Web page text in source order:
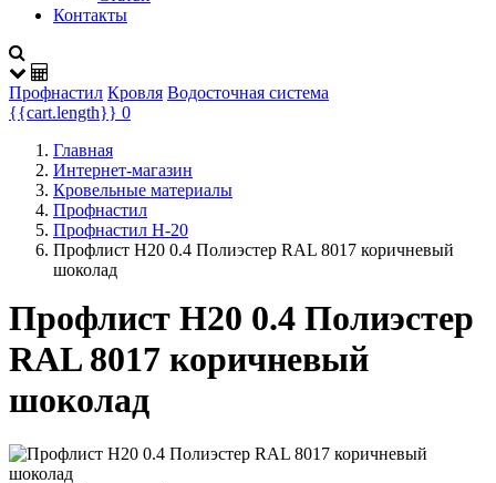
Контакты
Профнастил Кровля Водосточная система
{{cart.length}} 0
Главная
Интернет-магазин
Кровельные материалы
Профнастил
Профнастил Н-20
Профлист Н20 0.4 Полиэстер RAL 8017 коричневый
шоколад
Профлист Н20 0.4 Полиэстер
RAL 8017 коричневый
шоколад